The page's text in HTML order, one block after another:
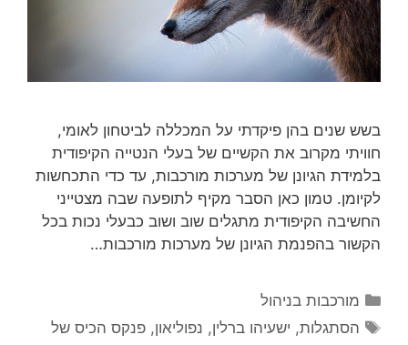
בשש שנים בהן פיקדתי על המכללה לביטחון לאומי,
חוויתי מקרוב את הקשיים של בעלי הנטייה הקיפודית
בלמידת הגיונן של מערכות מורכבות, עד כדי התכחשות
לקיומן. טמון כאן הסבר מקיף לתופעה שבה מצטייני
החשיבה הקיפודית מתגלים שוב ושוב כבעלי נכות בכל
הקשור בהפנמת הגיונן של מערכות מורכבות…
קטגוריות
מורכבות בניהול
תגיות
הסתגלות, ישעיהו ברלין, נפוליאון,פנקס הכיס של